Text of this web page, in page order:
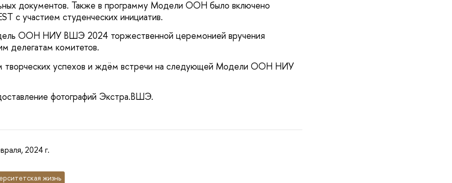
документов. Также в программу Модели ООН было включено
с участием студенческих инициатив.
ООН НИУ ВШЭ 2024 торжественной церемонией вручения
делегатам комитетов.
творческих успехов и ждём встречи на следующей Модели ООН НИУ
фотографий Экстра.ВШЭ.
2024 г.
жизнь